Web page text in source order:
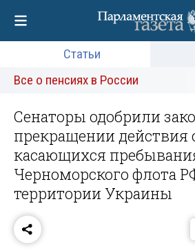
Статьи
Все о пенсиях в России
Сенаторы одобрили
прекращении действия
касающихся
Черноморского флота
территории Украины